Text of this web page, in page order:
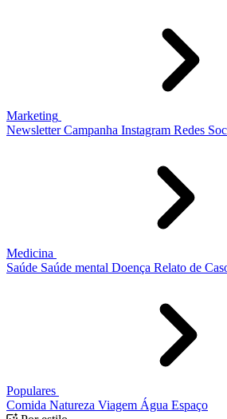
Marketing
Newsletter Campanha Instagram Redes
Medicina
Saúde Saúde mental Doença Relato de
Populares
Comida Natureza Viagem Água Espaço